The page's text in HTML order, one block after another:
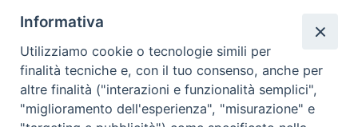
Missione Paolina
Luoghi delle Origini
Governo Generale
Notizie dal governo generale
Notizie in breve
RISORSE
Informativa
Utilizziamo cookie o tecnologie simili per
finalità tecniche e, con il tuo consenso, anche per
altre finalità ("interazioni e funzionalità semplici",
"miglioramento dell'esperienza", "misurazione" e